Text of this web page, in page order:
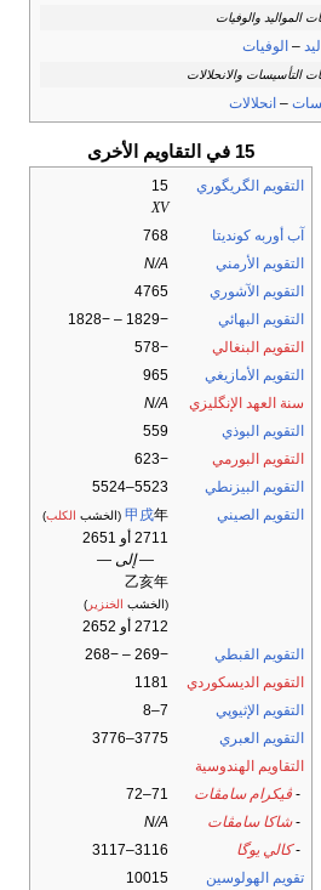
المواليد والوفيات
– الوفيات
التأسيسات والانحلالات
– انحلالات
15 في التقاويم الأخرى
التقويم الگريگوري
15
XV
آب أوربه كونديتا
768
التقويم الأرمني
N/A
التقويم الآشوري
4765
التقويم البهائي
−1829 – −1828
التقويم البنغالي
−578
التقويم الأمازيغي
965
سنة العهد الإنگليزي
N/A
التقويم البوذي
559
التقويم البورمي
−623
التقويم البيزنطي
5523–5524
التقويم الصيني
甲戌年 (الخشب الكلب)
2711 أو 2651
— إلى —
乙亥年
(الخشب الخنزير )
2712 أو 2652
التقويم القبطي
−269 – −268
التقويم الديسكوردي
1181
التقويم الإثيوپي
7–8
التقويم العبري
3775–3776
التقاويم الهندوسية
- ڤيكرام سامڤات
71–72
-شاكا سامڤات
N/A
-كالي يوگا
3116–3117
تقويم الهولوسين
10015